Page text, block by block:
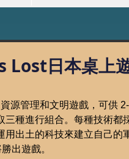
日本桌上
源管理和文明遊戲，可供
種進行組合。每種技術都
用出土的科技來建立自己的
出遊戲。